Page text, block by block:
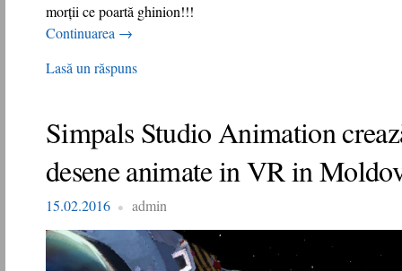
morții ce poartă ghinion!!!
Continuarea →
Lasă un răspuns
Simpals Studio Animation
desene animate in VR in
15.02.2016 admin